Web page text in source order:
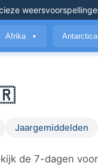
Afrika ▼ Antarctica
Jaargemiddelden
de 7-dagen